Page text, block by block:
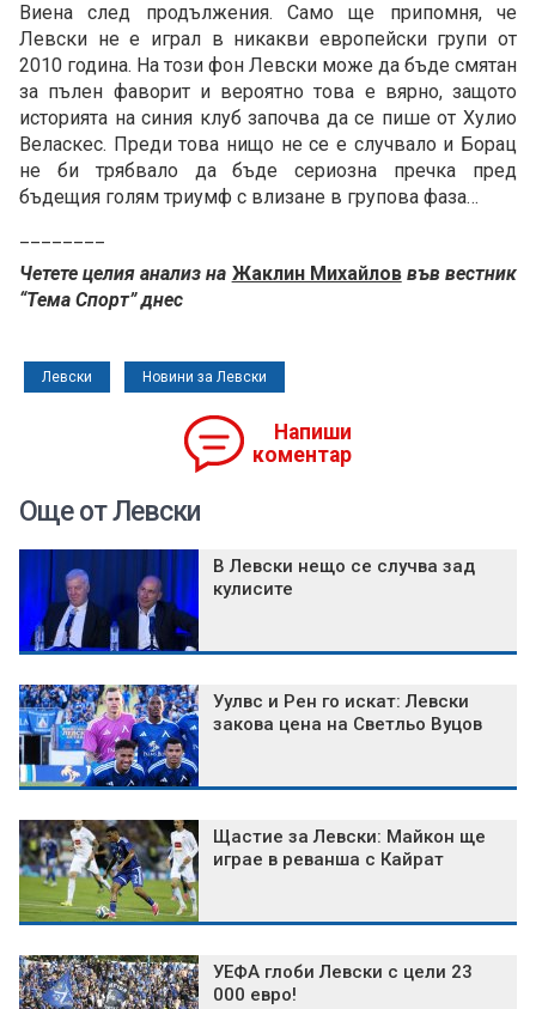
Виена след продължения. Само ще припомня, че
Левски не е играл в никакви европейски групи от
2010 година. На този фон Левски може да бъде смятан
за пълен фаворит и вероятно това е вярно, защото
историята на синия клуб започва да се пише от Хулио
Веласкес. Преди това нищо не се е случвало и Борац
не би трябвало да бъде сериозна пречка пред
бъдещия голям триумф с влизане в групова фаза…
Четете целия анализ на Жаклин Михайлов във вестник
“Тема Спорт” днес
Левски Новини за Левски
Напиши
коментар
Още от Левски
В Левски нещо се случва зад
кулисите
Уулвс и Рен го искат: Левски
закова цена на Светльо Вуцов
Щастие за Левски: Майкон ще
играе в реванша с Кайрат
УЕФА глоби Левски с цели 23
000 евро!